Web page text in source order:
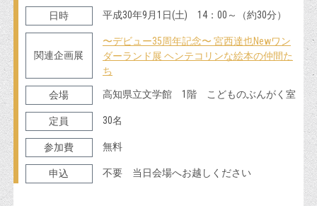
日時 平成30年9月1日(土) 14：00～（約30分）
関連企画展
〜デビュー35周年記念〜 宮西達也Newワン
ダーランド展 ヘンテコリンな絵本の仲間た
ち
会場 高知県立文学館 1階 こどものぶんがく室
定員 30名
参加費 無料
申込 不要 当日会場へお越しください